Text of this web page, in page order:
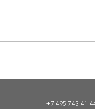
+7 495 743-41-